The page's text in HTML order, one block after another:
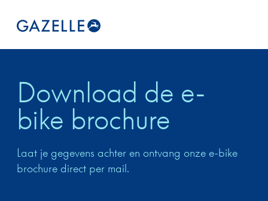
Download de e-
bike brochure
Laat je gegevens achter en ontvang onze e-bike
brochure direct per mail.